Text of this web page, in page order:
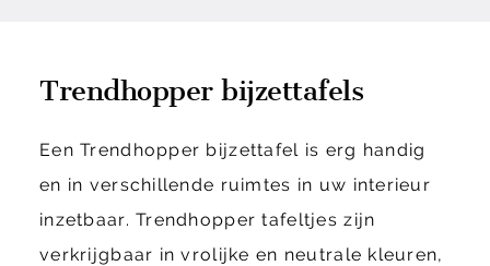
Trendhopper bijzettafels
Een Trendhopper bijzettafel is erg handig
en in verschillende ruimtes in uw interieur
inzetbaar. Trendhopper tafeltjes zijn
verkrijgbaar in vrolijke en neutrale kleuren,